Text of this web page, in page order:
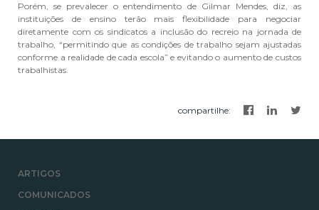
Porém, se prevalecer o entendimento de Gilmar Mendes, diz, as
instituições de ensino terão mais flexibilidade para negociar
diretamente com os sindicatos a inclusão do recreio na jornada de
trabalho, “permitindo que as condições de trabalho sejam ajustadas
conforme a realidade de cada escola” e evitando o aumento de custos
trabalhistas.
compartilhe:
ARTIGOS
COMUNICADOS